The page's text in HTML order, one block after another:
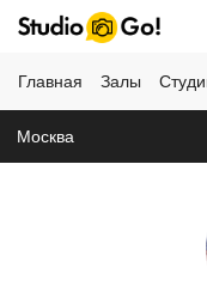
Главная Залы
Москва